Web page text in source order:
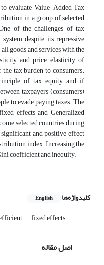
evaluate Value-Added Tax
in a group of selected
of the challenges of tax
despite its repressive
goods and services with the
and price elasticity of
tax burden to consumers.
of tax equity and if
taxpayers (consumers)
to evade paying taxes. The
effects and Generalized
selected countries during
and positive effect
index. Increasing the
coefficient and inequity.
کلیدواژه‌ها English
fixed effects
اصل مقاله